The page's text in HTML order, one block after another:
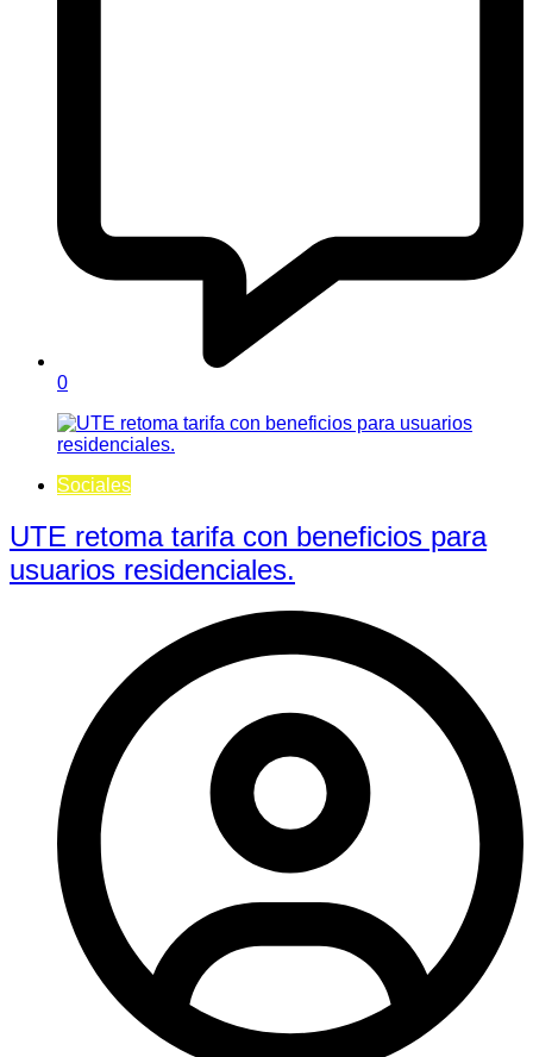
0
Sociales
UTE retoma tarifa con beneficios para
usuarios residenciales.